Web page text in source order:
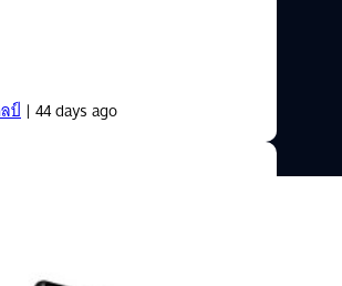
ป์| 44 days ago
ยมเปิดตัวแท็บเล็ตไฮบริด
วันที่ 25 พ.ย. นี้ : ขุม
สเปกไฮเอนด์